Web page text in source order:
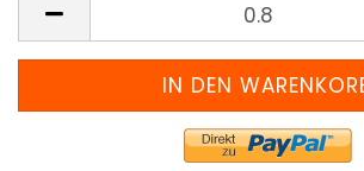
(Preis
pro